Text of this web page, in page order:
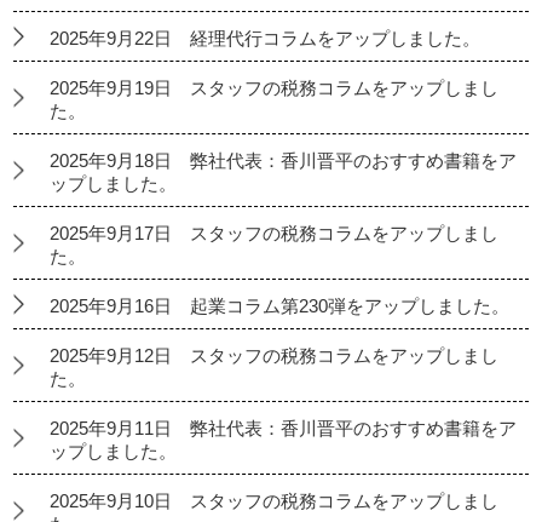
2025年9月22日 経理代行コラムをアップしました。
2025年9月19日 スタッフの税務コラムをアップしまし
た。
2025年9月18日 弊社代表：香川晋平のおすすめ書籍をア
ップしました。
2025年9月17日 スタッフの税務コラムをアップしまし
た。
2025年9月16日 起業コラム第230弾をアップしました。
2025年9月12日 スタッフの税務コラムをアップしまし
た。
2025年9月11日 弊社代表：香川晋平のおすすめ書籍をア
ップしました。
2025年9月10日 スタッフの税務コラムをアップしまし